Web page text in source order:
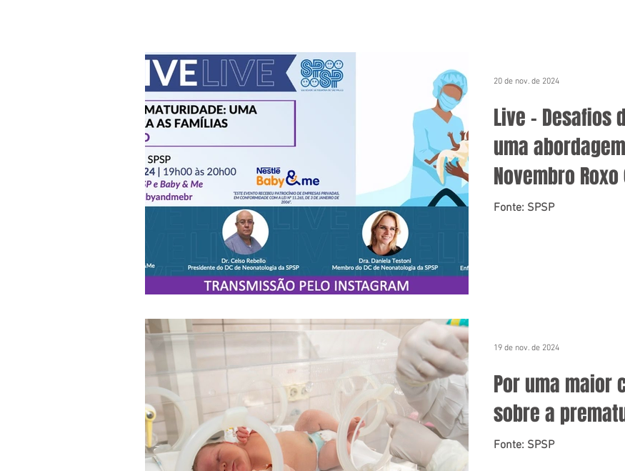
Live – Desafios
uma
Novembro
Fonte: SPSP
20 de nov. de 2024
Por uma maior
sobre a
Fonte: SPSP
19 de nov. de 2024